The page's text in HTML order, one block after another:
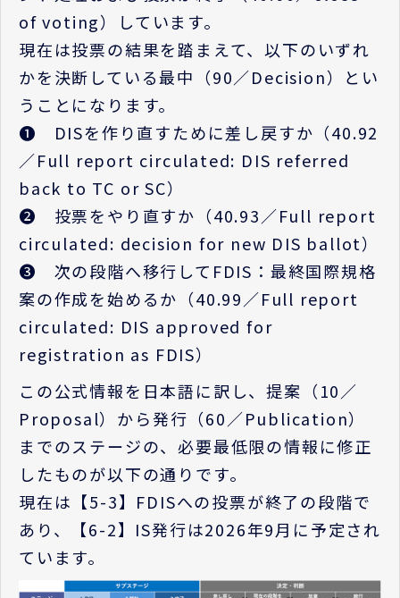
of voting）しています。
現在は投票の結果を踏まえて、以下のいずれ
かを決断している最中（90／Decision）とい
うことになります。
➊ DISを作り直すために差し戻すか（40.92
／Full report circulated: DIS referred
back to TC or SC）
➋ 投票をやり直すか（40.93／Full report
circulated: decision for new DIS ballot）
❸ 次の段階へ移行してFDIS：最終国際規格
案の作成を始めるか（40.99／Full report
circulated: DIS approved for
registration as FDIS）
この公式情報を日本語に訳し、提案（10／
Proposal）から発行（60／Publication）
までのステージの、必要最低限の情報に修正
したものが以下の通りです。
現在は【5-3】FDISへの投票が終了の段階で
あり、【6-2】IS発行は2026年9月に予定され
ています。